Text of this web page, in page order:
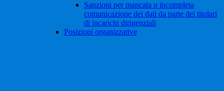
Sanzioni per mancata o incompleta
comunicazione dei dati da parte dei titolari
di incarichi dirigenziali
Posizioni organizzative